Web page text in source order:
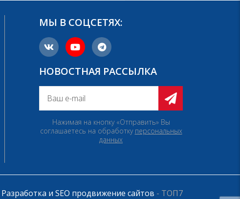
МЫ В СОЦСЕТЯХ:
НОВОСТНАЯ РАССЫЛКА
Нажимая на кнопку «Отправить» Вы
соглашаетесь на обработку персональных
данных
Разработка и SEO продвижение сайтов - ТОП7